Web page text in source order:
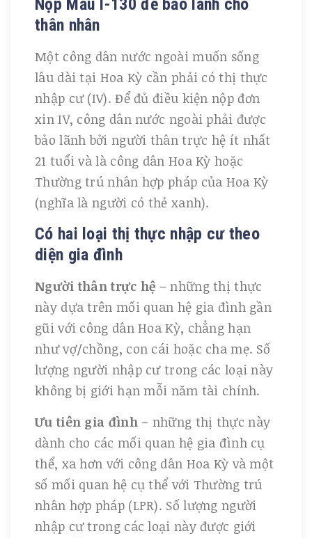
Nộp Mẫu I-130 để bảo lãnh cho
thân nhân
Một công dân nước ngoài muốn sống
lâu dài tại Hoa Kỳ cần phải có thị thực
nhập cư (IV). Để đủ điều kiện nộp đơn
xin IV, công dân nước ngoài phải được
bảo lãnh bởi người thân trực hệ ít nhất
21 tuổi và là công dân Hoa Kỳ hoặc
Thường trú nhân hợp pháp của Hoa Kỳ
(nghĩa là người có thẻ xanh).
Có hai loại thị thực nhập cư theo
diện gia đình
Người thân trực hệ – những thị thực
này dựa trên mối quan hệ gia đình gần
gũi với công dân Hoa Kỳ, chẳng hạn
như vợ/chồng, con cái hoặc cha mẹ. Số
lượng người nhập cư trong các loại này
không bị giới hạn mỗi năm tài chính.
Ưu tiên gia đình– những thị thực này
dành cho các mối quan hệ gia đình cụ
thể, xa hơn với công dân Hoa Kỳ và một
số mối quan hệ cụ thể với Thường trú
nhân hợp pháp (LPR). Số lượng người
nhập cư trong các loại này được giới